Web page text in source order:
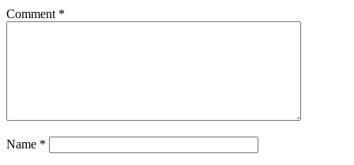
Comment *
Name *